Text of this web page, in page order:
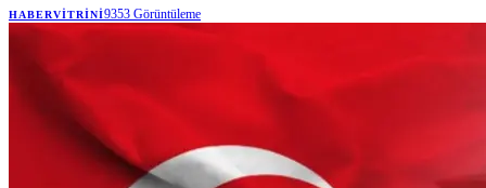
yeniden gündeme geldi.
HABERVITRINI9353 Görüntüleme